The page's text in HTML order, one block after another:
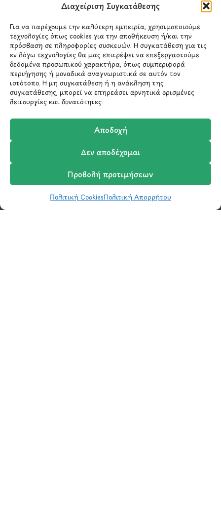
Διαχείριση Συγκατάθεσης
Για να παρέχουμε την καλύτερη εμπειρία, χρησιμοποιούμε
τεχνολογίες όπως cookies για την αποθήκευση ή/και την
πρόσβαση σε πληροφορίες συσκευών. Η συγκατάθεση για τις
εν λόγω τεχνολογίες θα μας επιτρέψει να επεξεργαστούμε
δεδομένα προσωπικού χαρακτήρα, όπως συμπεριφορά
περιήγησης ή μοναδικά αναγνωριστικά σε αυτόν τον
ιστότοπο. Η μη συγκατάθεση ή η ανάκληση της
συγκατάθεσης, μπορεί να επηρεάσει αρνητικά ορισμένες
λειτουργίες και δυνατότητες.
Αποδοχή
Δεν αποδέχομαι
Προβολή προτιμήσεων
Πολιτική CookiesΠολιτική Απορρήτου
ΣΤΟΙΧΕΙΑ ΕΠΙΚΟΙΝΩΝΙΑΣ
Holargos Center (Ισόγειο)
Λ.Περικλέους 56,
Χολαργός 15561
210 6522282
παραγγελία; Στείλτε μας ένα email και θα
επικοινωνήσουμε σύντομα μαζί σας.
ΚαλάθιΣύγκριση
Ο Λογαριασμός μου